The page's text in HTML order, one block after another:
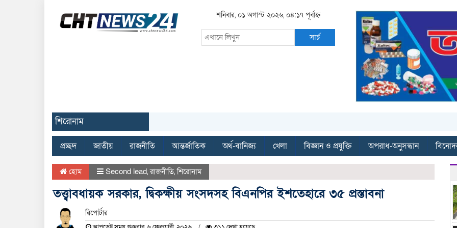
শনিবার, ০১ অগাস্ট ২০২৬, ০৪:১৭ পূর্বাহ্ন
সার্চ
শিরোনাম
প্রচ্ছদ জাতীয় রাজনীতি আন্তর্জাতিক অর্থ-বানিজ্য খেলা বিজ্ঞান ও প্রযুক্তি অপরাধ-অনুসন্ধান
হোম Second lead,রাজনীতি,শিরোনাম
তত্ত্বাবধায়ক সরকার, দ্বিকক্ষীয় সংসদসহ বিএনপির ইশতেহারে ৩৫ প্রস্তাবনা
রিপোর্টার